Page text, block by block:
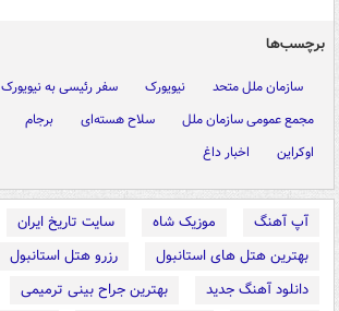
برچسب‌ها
سازمان ملل متحد نیویورک
سفر رئیسی به نیویورک
مجمع عمومی سازمان ملل
سلاح هسته‌ای برجام
اوکراین
اخبار داغ
آپ آهنگ موزیک شاه
سایت تاریخ ایران
بهترین هتل های استانبول
رزرو هتل استانبول
دانلود آهنگ جدید
بهترین جراح بینی ترمیمی